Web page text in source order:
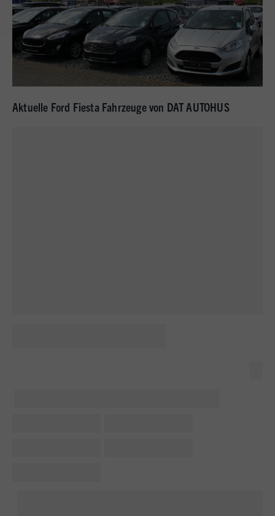
Aktuelle Ford Fiesta Fahrzeuge von DAT AUTOHUS